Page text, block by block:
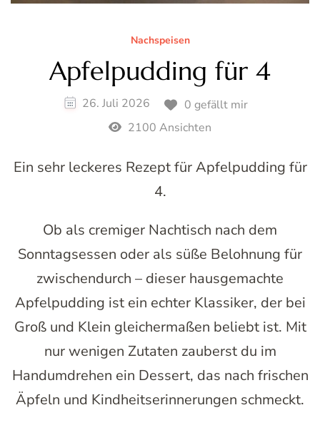
Nachspeisen
Apfelpudding für 4
26. Juli 2026
0 gefällt mir
2100 Ansichten
Ein sehr leckeres Rezept für Apfelpudding für
4.
Ob als cremiger Nachtisch nach dem
Sonntagsessen oder als süße Belohnung für
zwischendurch – dieser hausgemachte
Apfelpudding ist ein echter Klassiker, der bei
Groß und Klein gleichermaßen beliebt ist. Mit
nur wenigen Zutaten zauberst du im
Handumdrehen ein Dessert, das nach frischen
Äpfeln und Kindheitserinnerungen schmeckt.